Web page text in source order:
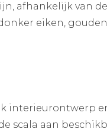
afhankelijk van
eiken,
interieurontwerp
scala aan